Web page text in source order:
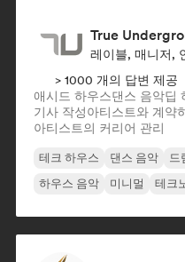
레이블, 매니저,
> 1000 개의 답변 제공
애시드 하우스댄스 음악딥
기사 작성아티스트와 계약
아티스트의 커리어 관리
테크 하우스 댄스 음악 드
하우스 음악
미니멀 테크